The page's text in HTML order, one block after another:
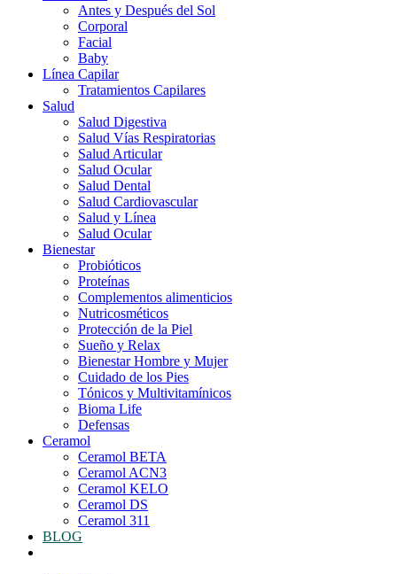
Antes y Después del Sol
Corporal
Facial
Baby
Línea Capilar
Tratamientos Capilares
Salud
Salud Digestiva
Salud Vías Respiratorias
Salud Articular
Salud Ocular
Salud Dental
Salud Cardiovascular
Salud y Línea
Salud Ocular
Bienestar
Probióticos
Proteínas
Complementos alimenticios
Nutricosméticos
Protección de la Piel
Sueño y Relax
Bienestar Hombre y Mujer
Cuidado de los Pies
Tónicos y Multivitamínicos
Bioma Life
Defensas
Ceramol
Ceramol BETA
Ceramol ACN3
Ceramol KELO
Ceramol DS
Ceramol 311
BLOG